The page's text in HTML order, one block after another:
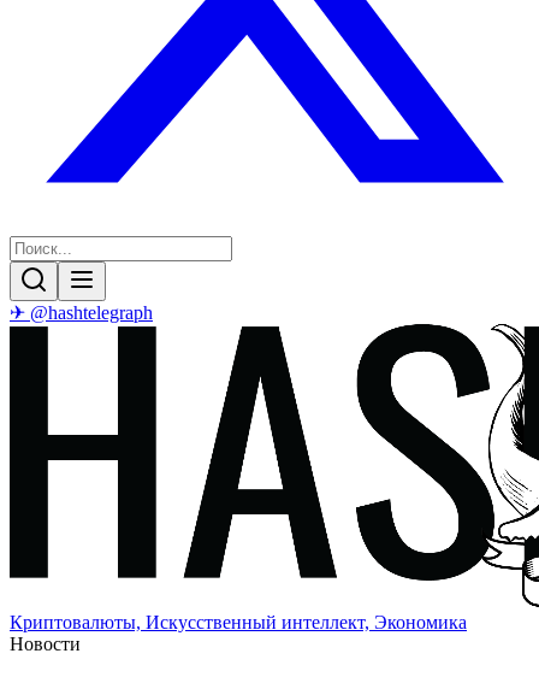
✈ @hashtelegraph
Криптовалюты, Искусственный интеллект, Экономика
Новости